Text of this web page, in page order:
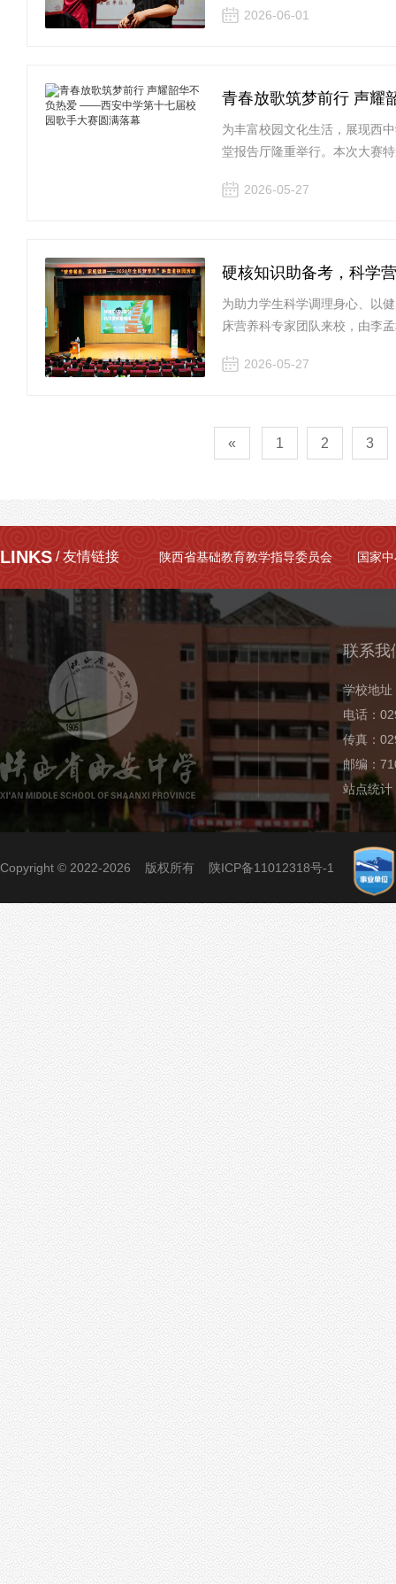
2026-06-01
青春放歌筑梦前行 声
为丰富校园文化生活，展现西
堂报告厅隆重举行。本次大赛
2026-05-27
硬核知识助备考，科学
为助力学生科学调理身心、以
床营养科专家团队来校，由李
2026-05-27
« 1 2 3
LINKS / 友情链接 陕西省基础教育教学指导委员会 国家
联系我
学校地址
电话：
传真：
邮编：
站点统计
Copyright © 2022-2026 版权所有 陕ICP备11012318号-1